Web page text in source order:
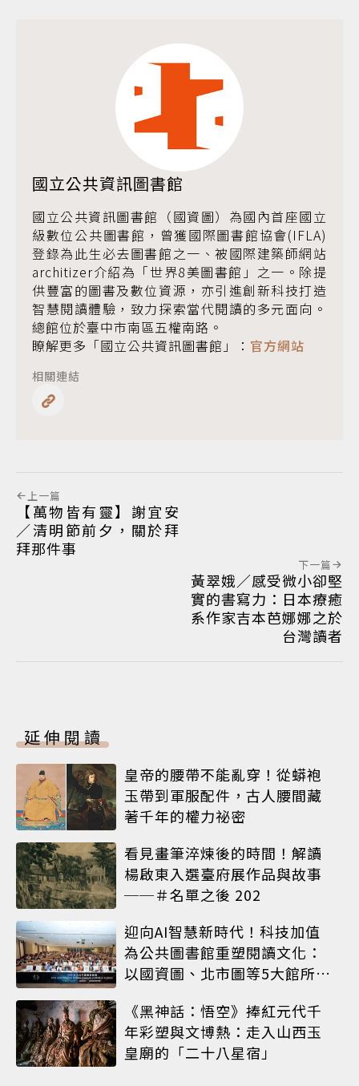
國立公共資訊圖書館
國立公共資訊圖書館（國資圖）為國內首座國立
級數位公共圖書館，曾獲國際圖書館協會(IFLA)
登錄為此生必去圖書館之一、被國際建築師網站
architizer介紹為「世界8美圖書館」之一。除提
供豐富的圖書及數位資源，亦引進創新科技打造
智慧閱讀體驗，致力探索當代閱讀的多元面向。
總館位於臺中市南區五權南路。
瞭解更多「國立公共資訊圖書館」： 官方網站
相關連結
上一篇
【萬物皆有靈】謝宜安
／清明節前夕，關於拜
拜那件事
下一篇
黃翠娥／感受微小卻堅
實的書寫力：日本療癒
系作家吉本芭娜娜之於
台灣讀者
延伸閱讀
皇帝的腰帶不能亂穿！從蟒袍
玉帶到軍服配件，古人腰間藏
著千年的權力祕密
看見畫筆淬煉後的時間！解讀
楊啟東入選臺府展作品與故事
──＃名單之後 202
迎向AI智慧新時代！科技加值
為公共圖書館重塑閱讀文化：
以國資圖、北市圖等5大館所為
《黑神話：悟空》捧紅元代千
年彩塑與文博熱：走入山西玉
皇廟的「二十八星宿」